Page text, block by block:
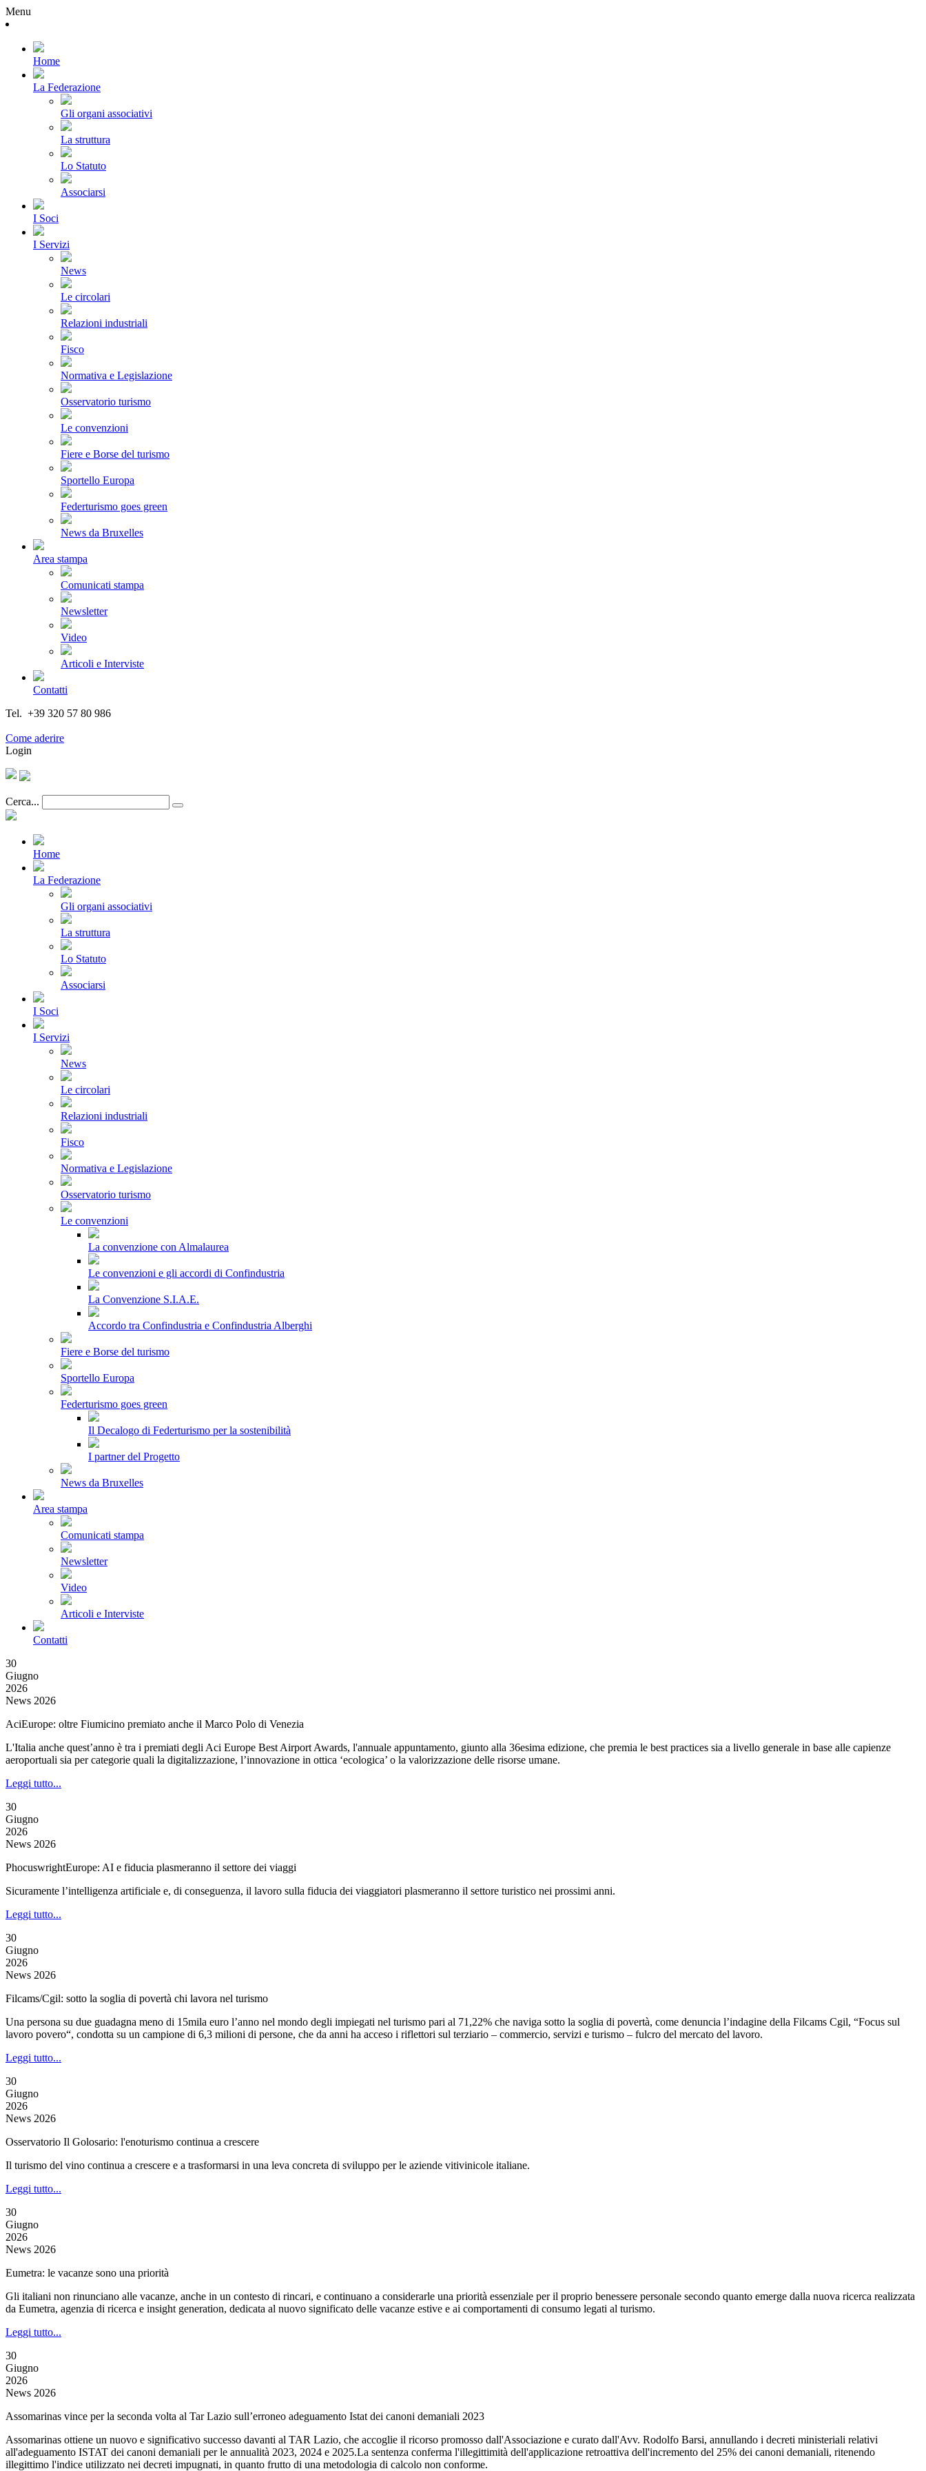
Menu
Home
La Federazione
Gli organi associativi
La struttura
Lo Statuto
Associarsi
I Soci
I Servizi
News
Le circolari
Relazioni industriali
Fisco
Normativa e Legislazione
Osservatorio turismo
Le convenzioni
Fiere e Borse del turismo
Sportello Europa
Federturismo goes green
News da Bruxelles
Area stampa
Comunicati stampa
Newsletter
Video
Articoli e Interviste
Contatti
Tel. +39 320 57 80 986
Come aderire
Login
Cerca...
Home
La Federazione
Gli organi associativi
La struttura
Lo Statuto
Associarsi
I Soci
I Servizi
News
Le circolari
Relazioni industriali
Fisco
Normativa e Legislazione
Osservatorio turismo
Le convenzioni
La convenzione con Almalaurea
Le convenzioni e gli accordi di Confindustria
La Convenzione S.I.A.E.
Accordo tra Confindustria e Confindustria Alberghi
Fiere e Borse del turismo
Sportello Europa
Federturismo goes green
Il Decalogo di Federturismo per la sostenibilità
I partner del Progetto
News da Bruxelles
Area stampa
Comunicati stampa
Newsletter
Video
Articoli e Interviste
Contatti
30
Giugno
2026
News 2026
AciEurope: oltre Fiumicino premiato anche il Marco Polo di Venezia
L'Italia anche quest’anno è tra i premiati degli Aci Europe Best Airport Awards, l'annuale appuntamento, giunto alla 36esima edizione, che premia le best practices sia a livello generale in base alle capienze
aeroportuali sia per categorie quali la digitalizzazione, l’innovazione in ottica ‘ecologica’ o la valorizzazione delle risorse umane.
Leggi tutto...
30
Giugno
2026
News 2026
PhocuswrightEurope: AI e fiducia plasmeranno il settore dei viaggi
Sicuramente l’intelligenza artificiale e, di conseguenza, il lavoro sulla fiducia dei viaggiatori plasmeranno il settore turistico nei prossimi anni.
Leggi tutto...
30
Giugno
2026
News 2026
Filcams/Cgil: sotto la soglia di povertà chi lavora nel turismo
Una persona su due guadagna meno di 15mila euro l’anno nel mondo degli impiegati nel turismo pari al 71,22% che naviga sotto la soglia di povertà, come denuncia l’indagine della Filcams Cgil, “Focus sul
lavoro povero“, condotta su un campione di 6,3 milioni di persone, che da anni ha acceso i riflettori sul terziario – commercio, servizi e turismo – fulcro del mercato del lavoro.
Leggi tutto...
30
Giugno
2026
News 2026
Osservatorio Il Golosario: l'enoturismo continua a crescere
Il turismo del vino continua a crescere e a trasformarsi in una leva concreta di sviluppo per le aziende vitivinicole italiane.
Leggi tutto...
30
Giugno
2026
News 2026
Eumetra: le vacanze sono una priorità
Gli italiani non rinunciano alle vacanze, anche in un contesto di rincari, e continuano a considerarle una priorità essenziale per il proprio benessere personale secondo quanto emerge dalla nuova ricerca realizzata
da Eumetra, agenzia di ricerca e insight generation, dedicata al nuovo significato delle vacanze estive e ai comportamenti di consumo legati al turismo.
Leggi tutto...
30
Giugno
2026
News 2026
Assomarinas vince per la seconda volta al Tar Lazio sull’erroneo adeguamento Istat dei canoni demaniali 2023
Assomarinas ottiene un nuovo e significativo successo davanti al TAR Lazio, che accoglie il ricorso promosso dall'Associazione e curato dall'Avv. Rodolfo Barsi, annullando i decreti ministeriali relativi
all'adeguamento ISTAT dei canoni demaniali per le annualità 2023, 2024 e 2025.La sentenza conferma l'illegittimità dell'applicazione retroattiva dell'incremento del 25% dei canoni demaniali, ritenendo
illegittimo l'indice utilizzato nei decreti impugnati, in quanto frutto di una metodologia di calcolo non conforme.